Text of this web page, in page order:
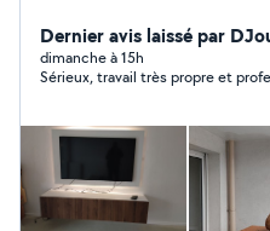
luminaires, Réparations plomberie et électricité.
Nettoyage de terrasse,
et optimisation et création des espaces du rangement
Dernier avis laissé par
dimanche à 15h
Sérieux, travail très propre et